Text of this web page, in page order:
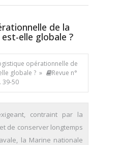
de la
elle globale ?
opérationnelle de
globale ? »
Revue n°
39-50
contraint par la
de conserver longtemps
la Marine nationale